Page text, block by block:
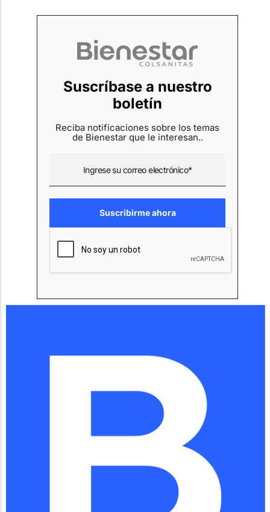
Suscríbase a nuestro
boletín
Reciba notificaciones sobre los temas
de Bienestar que le interesan..